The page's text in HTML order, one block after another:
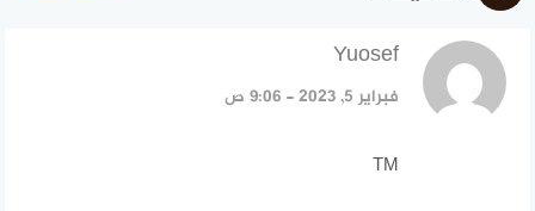
Yuosef
فبراير 5, 2023 - 9:06 ص
TM